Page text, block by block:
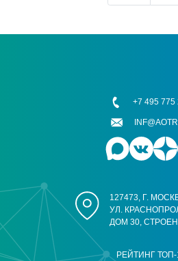
РЕЙТИНГ ТОП-
127473, Г.
УЛ.
ДОМ 30,
+7 495 775